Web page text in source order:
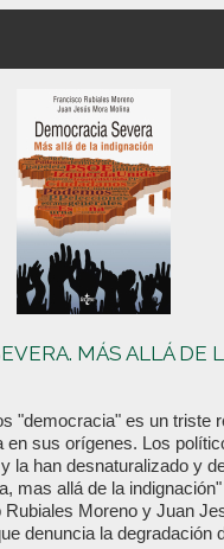
MÁS ALLÁ DE
"democracia" es un triste
en sus orígenes. Los
la han desnaturalizado y
mas allá de la
Rubiales Moreno y Juan
denuncia la degradación